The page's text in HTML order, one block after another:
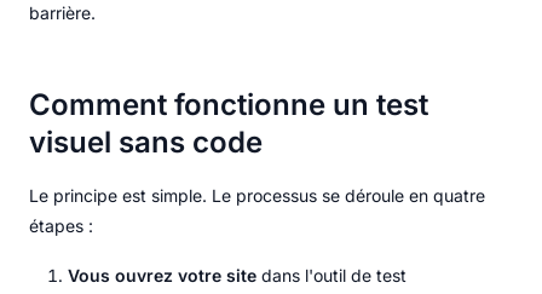
barrière.
Comment fonctionne un test
visuel sans code
Le principe est simple. Le processus se déroule en quatre
étapes :
Vous ouvrez votre site dans l'outil de test